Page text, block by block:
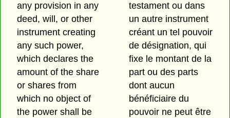
any provision in any
deed, will, or other
instrument creating
any such power,
which declares the
amount of the share
or shares from
which no object of
the power shall be
testament ou dans
un autre instrument
créant un tel pouvoir
de désignation, qui
fixe le montant de la
part ou des parts
dont aucun
bénéficiaire du
pouvoir ne peut être